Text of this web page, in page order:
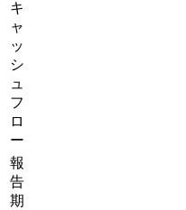
キ
ャ
ッ
シ
ュ
フ
ロ
ー
報
告
期